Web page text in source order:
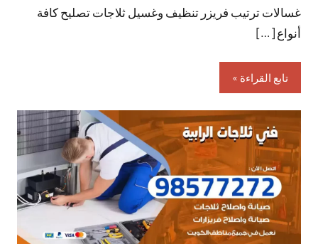
غسالات ترتيب فريزر تنظيف وغسيل ثلاجات تصليح كافة
أنواع […]
تابع القراءة